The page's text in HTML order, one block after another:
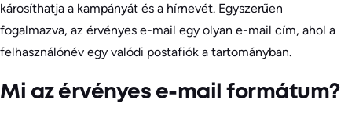
károsíthatja a kampányát és a hírnevét. Egyszerűen
fogalmazva, az érvényes e-mail egy olyan e-mail cím, ahol a
felhasználónév egy valódi postafiók a tartományban.
Mi az érvényes e-mail formátum?